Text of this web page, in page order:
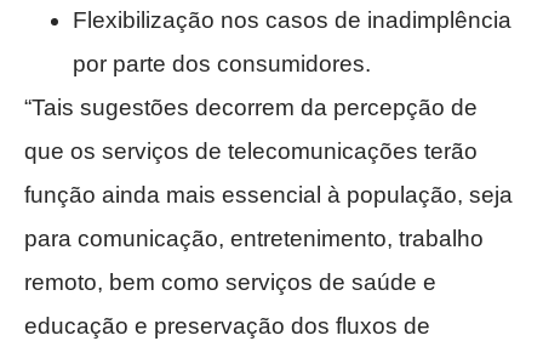
Flexibilização nos casos de inadimplência
por parte dos consumidores.
“Tais sugestões decorrem da percepção de
que os serviços de telecomunicações terão
função ainda mais essencial à população, seja
para comunicação, entretenimento, trabalho
remoto, bem como serviços de saúde e
educação e preservação dos fluxos de